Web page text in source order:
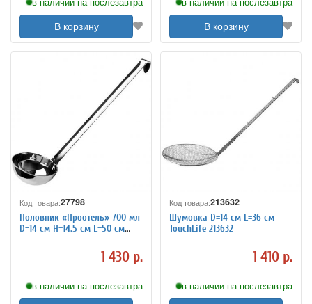
В корзину В корзину
Код товара:27798
Половник «Проотель» 700 мл
D=14 см H=14.5 см L=50 см
1 430 р.
в наличии на послезавтра
Код товара:213632
Шумовка D=14 см L=36 см
TouchLife 213632
1 410 р.
в наличии на послезавтра